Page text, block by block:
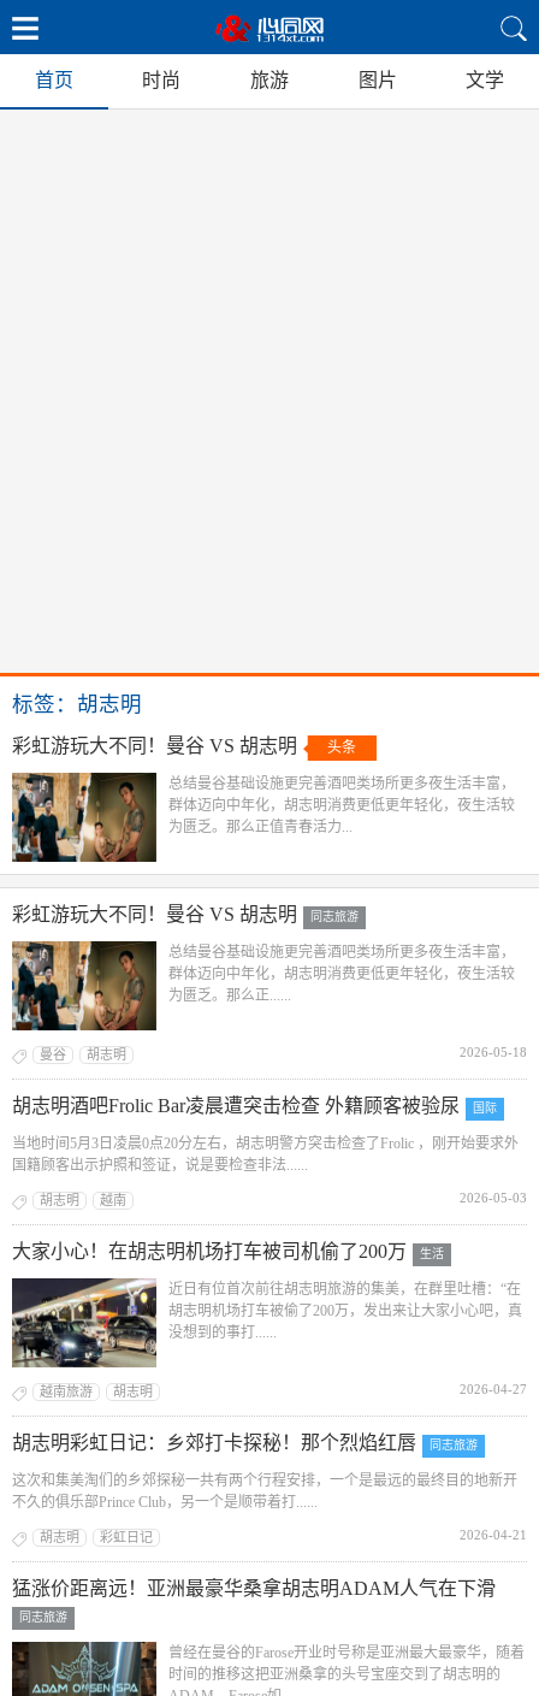
首页 时尚 旅游 图片 文学
标签：胡志明
彩虹游玩大不同！曼谷 VS 胡志明 头条
总结曼谷基础设施更完善酒吧类场所更多夜生活丰富，
群体迈向中年化，胡志明消费更低更年轻化，夜生活较
为匮乏。那么正值青春活力...
彩虹游玩大不同！曼谷 VS 胡志明 同志旅游
总结曼谷基础设施更完善酒吧类场所更多夜生活丰富，
群体迈向中年化，胡志明消费更低更年轻化，夜生活较
为匮乏。那么正......
曼谷 胡志明 2026-05-18
胡志明酒吧Frolic Bar凌晨遭突击检查 外籍顾客被验尿 国际
当地时间5月3日凌晨0点20分左右，胡志明警方突击检查了Frolic ，刚开始要求外
国籍顾客出示护照和签证，说是要检查非法......
胡志明 越南 2026-05-03
大家小心！在胡志明机场打车被司机偷了200万 生活
近日有位首次前往胡志明旅游的集美，在群里吐槽：“在
胡志明机场打车被偷了200万，发出来让大家小心吧，真
没想到的事打......
越南旅游 胡志明 2026-04-27
胡志明彩虹日记：乡郊打卡探秘！那个烈焰红唇 同志旅游
这次和集美淘们的乡郊探秘一共有两个行程安排，一个是最远的最终目的地新开
不久的俱乐部Prince Club，另一个是顺带着打......
胡志明 彩虹日记 2026-04-21
猛涨价距离远！亚洲最豪华桑拿胡志明ADAM人气在下滑
同志旅游
曾经在曼谷的Farose开业时号称是亚洲最大最豪华，随着
时间的推移这把亚洲桑拿的头号宝座交到了胡志明的